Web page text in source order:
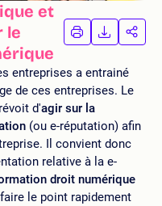
et
le
IMPRIMER
LA
LA
entreprises a entrainé
de ces entreprises. Le
d'agir sur la
(ou e-réputation) afin
Il convient donc
relative à la e-
droit numérique
le point rapidement